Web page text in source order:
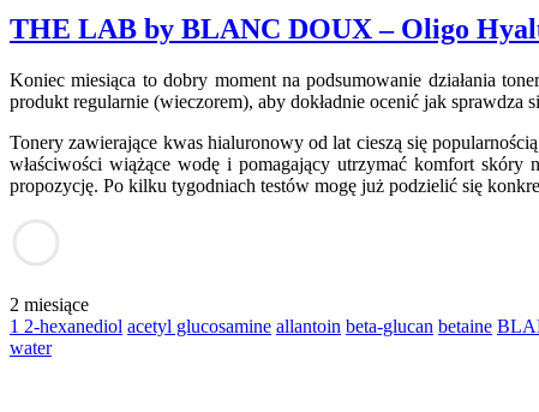
THE LAB by BLANC DOUX – Oligo
Koniec miesiąca to dobry moment na podsumowanie działania
produkt regularnie (wieczorem), aby dokładnie ocenić jak sprawdza
Tonery zawierające kwas hialuronowy od lat cieszą się
właściwości wiążące wodę i pomagający utrzymać komfort skóry
propozycję. Po kilku tygodniach testów mogę już podzielić się
2 miesiące
1 2-hexanediol acetyl glucosamine allantoin beta-glucan betaine
water